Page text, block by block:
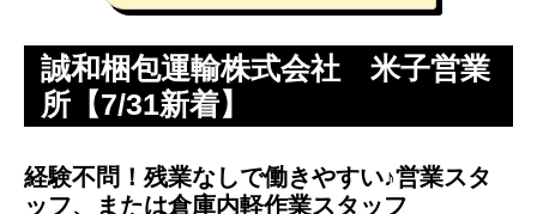
誠和梱包運輸株式会社 米子営業
所【7/31新着】
経験不問！残業なしで働きやすい♪営業スタ
ッフ、または倉庫内軽作業スタッフ